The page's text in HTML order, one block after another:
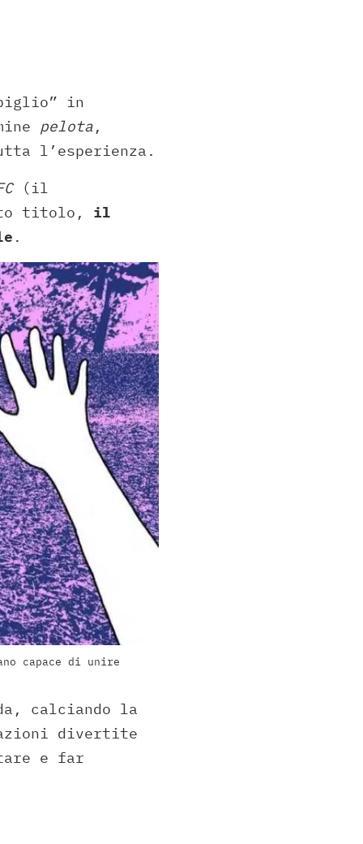
in
pelota,
l’esperienza.
(il
titolo, il
.
capace di unire
calciando la
divertite
e far